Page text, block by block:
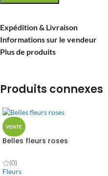
Expédition & Livraison
Informations sur le vendeur
Plus de produits
Produits connexes
VENTE
Belles fleurs roses
(0)
Fleurs